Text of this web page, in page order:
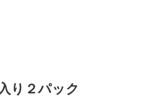
り２パック